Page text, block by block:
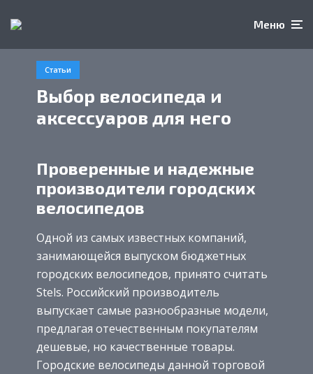
Меню
Статьи
Выбор велосипеда и
аксессуаров для него
Проверенные и надежные
производители городских
велосипедов
Одной из самых известных компаний,
занимающейся выпуском бюджетных
городских велосипедов, принято считать
Stels. Российский производитель
выпускает самые разнообразные модели,
предлагая отечественным покупателям
дешевые, но качественные товары.
Городские велосипеды данной торговой